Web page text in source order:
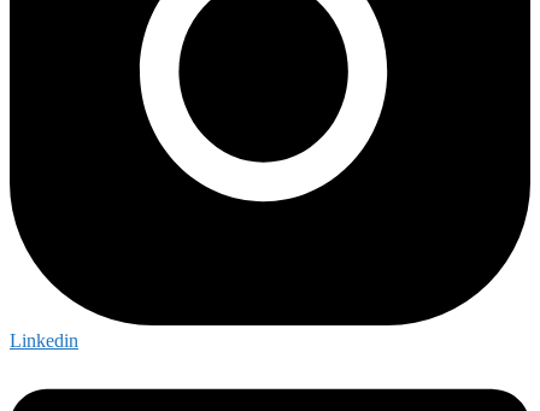
Linkedin